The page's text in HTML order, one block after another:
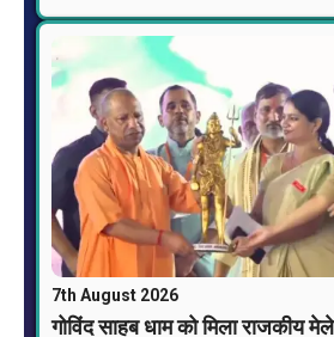
7th August 2026
गोविंद साहब धाम को मिला राजकीय मेले